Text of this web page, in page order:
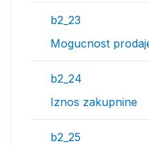
b2_23
Mogucnost
b2_24
Iznos zakupnine
b2_25